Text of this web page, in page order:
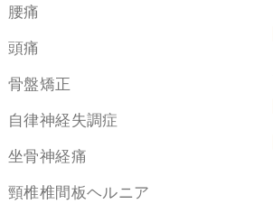
腰痛
頭痛
骨盤矯正
自律神経失調症
坐骨神経痛
頸椎椎間板ヘルニア